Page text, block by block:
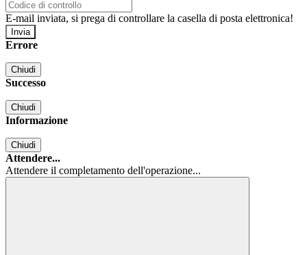
E-mail inviata, si prega di controllare la casella di posta elettronica!
Errore
Chiudi
Successo
Chiudi
Informazione
Chiudi
Attendere...
Attendere il completamento dell'operazione...